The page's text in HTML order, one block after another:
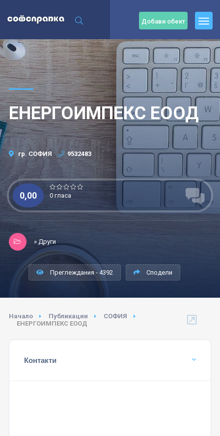
Добави обект
ЕНЕРГОИМПЕКС ЕООД
гр. СОФИЯ 9532483
0,00 0 гласа
» Други
Преглеждания - 4392 Сподели
Начало Публикации
СОФИЯ
ЕНЕРГОИМПЕКС ЕООД
Контакти